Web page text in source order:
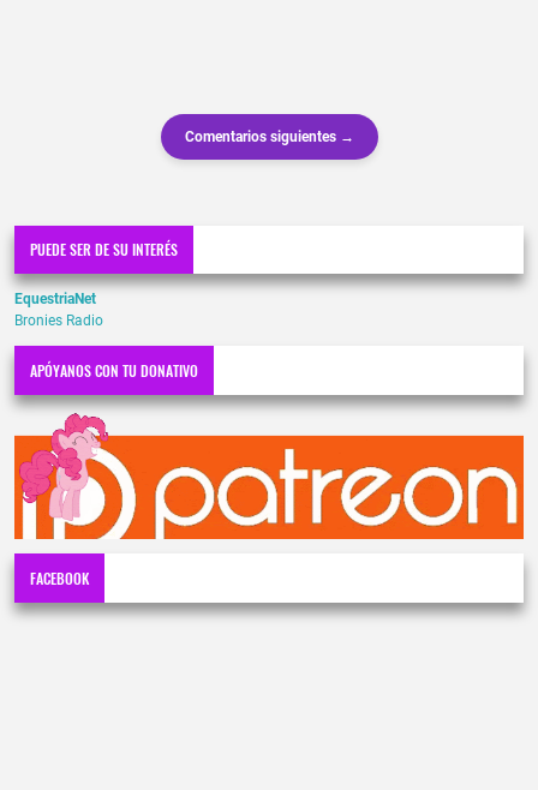
Comentarios siguientes →
PUEDE SER DE SU INTERÉS
EquestriaNet
Bronies Radio
APÓYANOS CON TU DONATIVO
FACEBOOK